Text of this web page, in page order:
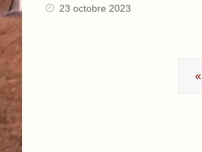
23 octobre 2023
«